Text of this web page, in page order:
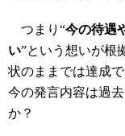
つまり“今の待遇
い”という想いが根
状のままでは達成
今の発言内容は過
か？